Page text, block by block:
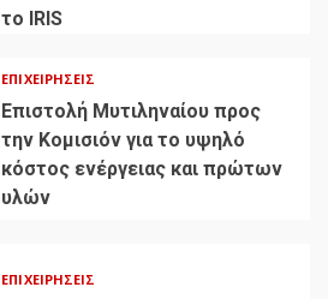
το IRIS
ΕΠΙΧΕΙΡΉΣΕΙΣ
Επιστολή Μυτιληναίου προς
την Κομισιόν για το υψηλό
κόστος ενέργειας και πρώτων
υλών
ΕΠΙΧΕΙΡΉΣΕΙΣ